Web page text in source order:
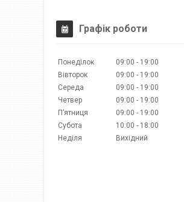
Графік роботи
Понеділок 09:00
19:00
Вівторок
09:00
19:00
Середа
09:00
19:00
Четвер
09:00
19:00
Пʼятниця
09:00
19:00
Субота
10:00
18:00
Неділя
Вихідний